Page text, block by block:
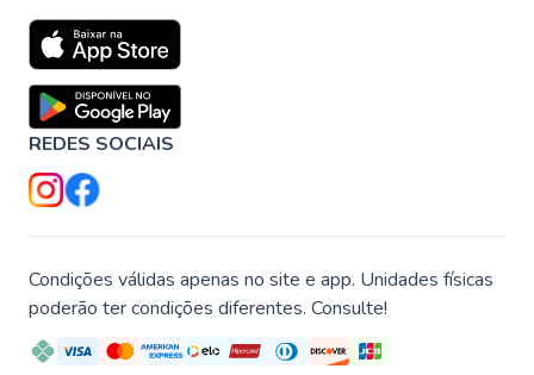
REDES SOCIAIS
Condições válidas apenas no site e app. Unidades físicas
poderão ter condições diferentes. Consulte!